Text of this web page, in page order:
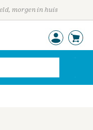
morgen in huis